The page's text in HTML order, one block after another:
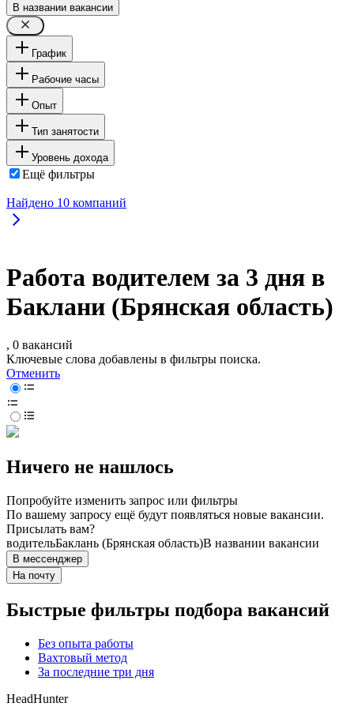
В названии вакансии
График
Рабочие часы
Опыт
Тип занятости
Уровень дохода
Ещё фильтры
Найдено 10 компаний
Работа водителем за 3 дня в
Баклани (Брянская область)
, 0 вакансий
Ключевые слова добавлены в фильтры поиска.
Отменить
Ничего не нашлось
Попробуйте изменить запрос или фильтры
По вашему запросу ещё будут появляться новые вакансии.
Присылать вам?
водительБаклань (Брянская область)В названии вакансии
В мессенджер
На почту
Быстрые фильтры подбора вакансий
Без опыта работы
Вахтовый метод
За последние три дня
HeadHunter